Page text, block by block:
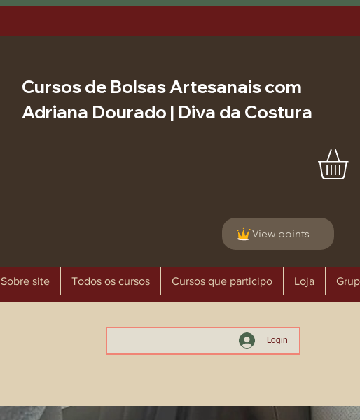
Cursos de Bolsas Artesanais com
Adriana Dourado | Diva da Costura
View points
Sobre site Todos os cursos Cursos que participo Loja
Login